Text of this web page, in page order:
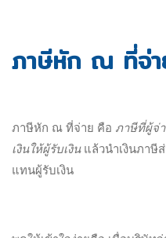
ภาษีหัก ณ ที่จ่า
ภาษีหัก ณ ที่จ่าย คือ ภาษีที่ผู้จ่
เงินให้ผู้รับเงินแล้วนำเงินภาษี
แทนผู้รับเงิน